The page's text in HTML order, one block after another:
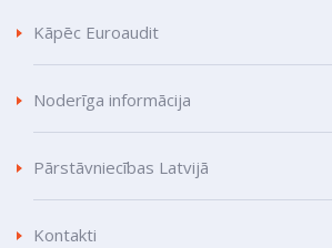
Kāpēc Euroaudit
Noderīga informācija
Pārstāvniecības Latvijā
Kontakti